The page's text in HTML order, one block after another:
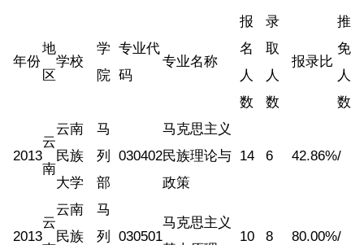
年份
地
区
学校
学
院
专业代
码
专业名称
报
名
人
数
录
取
人
数
报录比
推
免
人
数
2013
云
南
云南
民族
大学
马
列
部
030402
马克思主义
民族理论与
政策
14 6 42.86%/
2013
云
云南
民族
马
列
030501
马克思主义
10 8 80.00%/